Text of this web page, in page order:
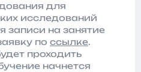
для
исследований
записи на занятие
по ссылке.
проходить
начнется